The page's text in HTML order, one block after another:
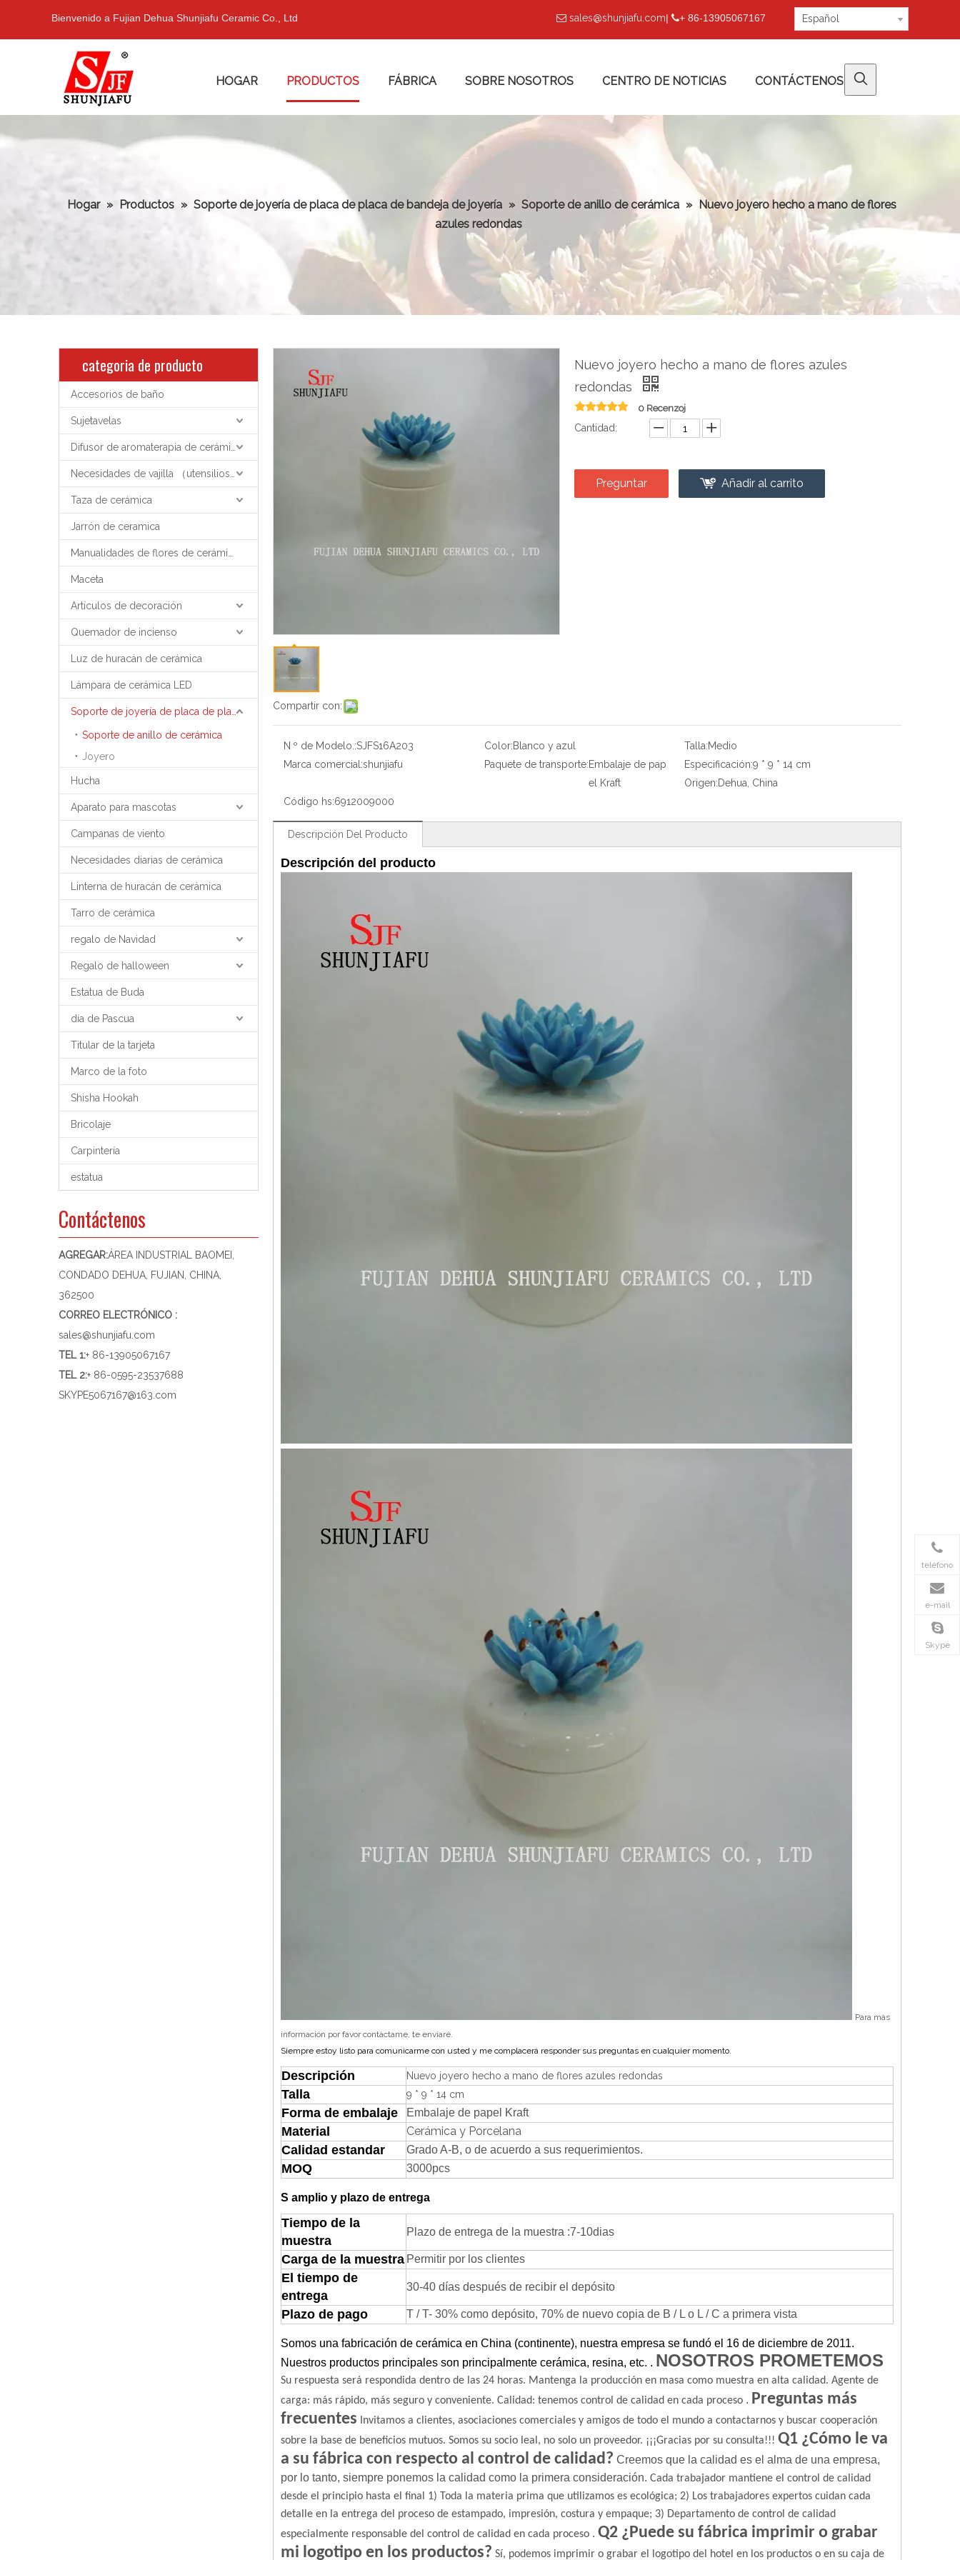
Bienvenido a Fujian Dehua Shunjiafu Ceramic Co., Ltd  sales@shunjiafu.com| + 86-13905067167 Español
HOGAR PRODUCTOS FÁBRICA SOBRE NOSOTROS CENTRO DE NOTICIAS CONTÁCTENOS
Hogar » Productos » Soporte de joyería de placa de placa de bandeja de joyería » Soporte de anillo de cerámica » Nuevo joyero hecho a mano de flores
azules redondas
categoria de producto
Accesorios de baño
Sujetavelas
Taza de cerámica
Jarrón de ceramica
Maceta
Artículos de decoración
Quemador de incienso
Luz de huracán de cerámica
Lámpara de cerámica LED
Soporte de anillo de cerámica
Joyero
Hucha
Aparato para mascotas
Campanas de viento
Necesidades diarias de cerámica
Linterna de huracán de cerámica
Tarro de cerámica
regalo de Navidad
Regalo de halloween
Estatua de Buda
día de Pascua
Titular de la tarjeta
Marco de la foto
Shisha Hookah
Bricolaje
Carpintería
estatua
Contáctenos
AGREGAR:ÁREA INDUSTRIAL BAOMEI,
CONDADO DEHUA, FUJIAN, CHINA,
362500
CORREO ELECTRÓNICO :
sales@shunjiafu.com
TEL 1:+ 86-13905067167
TEL 2:+ 86-0595-23537688
SKYPE5067167@163.com
Compartir con:
Nuevo joyero hecho a mano de flores azules
redondas
0 Recenzoj
Cantidad:
Preguntar Añadir al carrito
N º de Modelo.:SJFS16A203 Color:Blanco y azul Talla:Medio
Marca comercial:shunjiafu Paquete de transporte:Embalaje de pap
el Kraft
Especificación:9 * 9 * 14 cm
Origen:Dehua, China
Código hs:6912009000
Descripción Del Producto
Descripción del producto
Para más
información por favor contáctame, te enviaré.
Siempre estoy listo para comunicarme con usted y me complacerá responder sus preguntas en cualquier momento.
Descripción Nuevo joyero hecho a mano de flores azules redondas
Talla 9 * 9 * 14 cm
Forma de embalaje Embalaje de papel Kraft
Material Cerámica y Porcelana
Calidad estandar Grado A-B, o de acuerdo a sus requerimientos.
MOQ 3000pcs
S amplio y plazo de entrega
Tiempo de la
muestra
Plazo de entrega de la muestra :7-10dias
Carga de la muestra Permitir por los clientes
El tiempo de
entrega
30-40 días después de recibir el depósito
Plazo de pago T / T- 30% como depósito, 70% de nuevo copia de B / L o L / C a primera vista
Somos una fabricación de cerámica en China (continente), nuestra empresa se fundó el 16 de diciembre de 2011.
Nuestros productos principales son principalmente cerámica, resina, etc. . NOSOTROS PROMETEMOS
Su respuesta será respondida dentro de las 24 horas. Mantenga la producción en masa como muestra en alta calidad. Agente de
carga: más rápido, más seguro y conveniente. Calidad: tenemos control de calidad en cada proceso . Preguntas más
frecuentes
Invitamos a clientes, asociaciones comerciales y amigos de todo el mundo a contactarnos y buscar cooperación
sobre la base de beneficios mutuos. Somos su socio leal, no solo un proveedor. ¡¡¡Gracias por su consulta!!! Q1 ¿Cómo le va
a su fábrica con respecto al control de calidad? Creemos que la calidad es el alma de una empresa,
por lo tanto, siempre ponemos la calidad como la primera consideración. Cada trabajador mantiene el control de calidad
desde el principio hasta el final
1) Toda la materia prima que utilizamos es ecológica; 2) Los trabajadores expertos cuidan cada
detalle en la entrega del proceso de estampado, impresión, costura y empaque; 3) Departamento de control de calidad
especialmente responsable del control de calidad en cada proceso . Q2 ¿Puede su fábrica imprimir o grabar
mi logotipo en los productos? Sí, podemos imprimir o grabar el logotipo del hotel en los productos o en su caja de
teléfono
e-mail
Skype